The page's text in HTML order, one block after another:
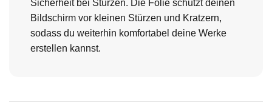
Sicherheit bei Stürzen. Die Folie schützt deinen
Bildschirm vor kleinen Stürzen und Kratzern,
sodass du weiterhin komfortabel deine Werke
erstellen kannst.